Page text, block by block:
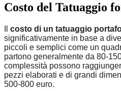
Costo del Tatuaggio
costo di un tatuaggio
significativamente in base a
piccoli e semplici come un
partono generalmente da 80-
complessità possono
pezzi elaborati e di grandi
500-800 euro.